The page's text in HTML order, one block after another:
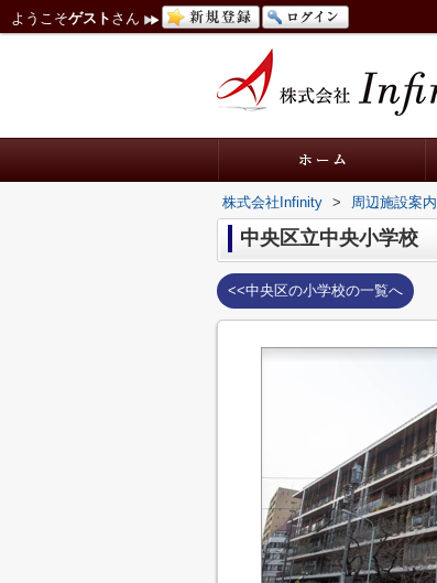
ようこそゲスト さん
株式会社Infinity > 周辺施設案内
中央区立中央小学校
<<中央区の小学校の一覧へ